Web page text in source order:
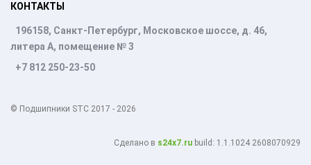
КОНТАКТЫ
196158, Санкт-Петербург, Московское шоссе, д. 46,
литера А, помещение № 3
+7 812 250-23-50
© Подшипники STC 2017 - 2026
Cделано в s24x7.ru build: 1.1.1024 2608070929